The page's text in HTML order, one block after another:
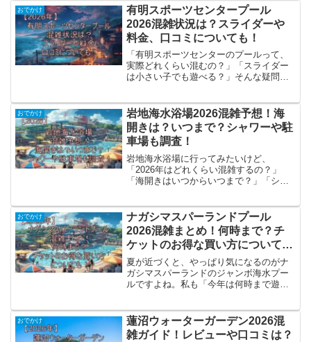
け混雑を避けて快適に楽しみたいですよ
ね。この記事では...
おでかけ
有明スポーツセンタープール
2026混雑状況は？スライダーや
料金、口コミについても！
「有明スポーツセンターのプールって、
実際どれくらい混むの？」「スライダー
は小さい子でも遊べる？」そんな疑問を
がら、わかりやすく整理しました。私が
調べていてまず感じたのは...
おでかけ
岩地海水浴場2026混雑予想！海
開きは？いつまで？シャワーや駐
車場も調査！
岩地海水浴場に行ってみたいけど、
「2026年はどれくらい混雑するの？」
「海開きはいつからいつまで？」「シャ
地海水浴場は、透明度の高い海と遠浅の
ビーチが魅力で、家族連れや...
おでかけ
ナガシマスパーランドプール
2026混雑まとめ！何時まで？チ
ケットのお得な買い方について
も！
夏が近づくと、やっぱり気になるのがナ
ガシマスパーランドのジャンボ海水プー
ルですよね。私も「今年は何時まで遊べ
かく行くなら、混雑でヘトヘトになるよ
り、事前にコツを押...
おでかけ
蓮沼ウォーターガーデン2026混
雑ガイド！レビューや口コミは？